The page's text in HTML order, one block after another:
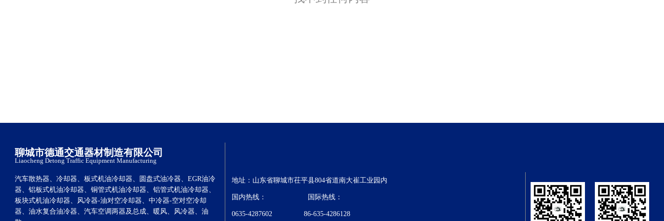
聊城市德通交通器材制造有限公司
Liaocheng Detong Traffic Equipment Manufacturing
汽车散热器、冷却器、板式机油冷却器、圆盘式油冷器、EGR油冷
器、铝板式机油冷却器、铜管式机油冷却器、铝管式机油冷却器、
板块式机油冷却器、风冷器-油对空冷却器、中冷器-空对空冷却
器、油水复合油冷器、汽车空调两器及总成、暖风、风冷器、油
地址：山东省聊城市茌平县804省道南大崔工业园内
国内热线： 国际热线：
0635-4287602 86-635-4286128